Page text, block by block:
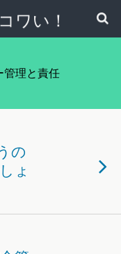
ワい！
管理と責任
の
ょ